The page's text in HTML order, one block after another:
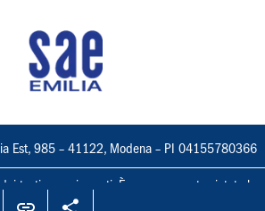
Est, 985 – 41122, Modena – PI 04155780366
testi sono riservati. È espressamente vietata la
mezzo e l'adattamento totale o parziale.